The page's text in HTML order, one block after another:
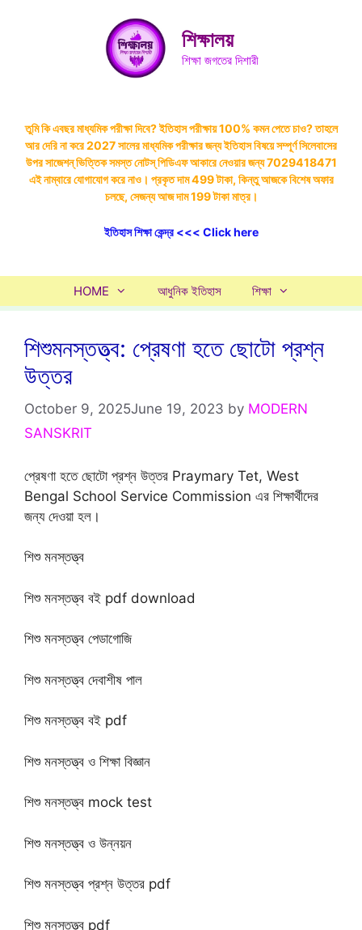
শিক্ষালয়
শিক্ষা জগতের দিশারী
তুমি কি এবছর মাধ্যমিক পরীক্ষা দিবে? ইতিহাস পরীক্ষায় 100% কমন পেতে চাও? তাহলে
আর দেরি না করে 2027 সালের মাধ্যমিক পরীক্ষার জন্য ইতিহাস বিষয়ে সম্পূর্ণ সিলেবাসের
উপর সাজেশন্ ভিত্তিক সমস্ত নোটস্ পিডিএফ আকারে নেওয়ার জন্য 7029418471
এই নাম্বারে যোগাযোগ করে নাও। প্রকৃত দাম 499 টাকা, কিন্তু আজকে বিশেষ অফার
চলছে, সেজন্য আজ দাম 199 টাকা মাত্র।
ইতিহাস শিক্ষা কেন্দ্র <<< Click here
HOME আধুনিক ইতিহাস শিক্ষা
শিশুমনস্তত্ত্ব: প্রেষণা হতে ছোটো প্রশ্ন
উত্তর
October 9, 2025June 19, 2023 by MODERN
SANSKRIT
প্রেষণা হতে ছোটো প্রশ্ন উত্তর Praymary Tet, West
Bengal School Service Commission এর শিক্ষার্থীদের
জন্য দেওয়া হল।
শিশু মনস্তত্ত্ব
শিশু মনস্তত্ত্ব বই pdf download
শিশু মনস্তত্ত্ব পেডাগোজি
শিশু মনস্তত্ত্ব দেবাশীষ পাল
শিশু মনস্তত্ত্ব বই pdf
শিশু মনস্তত্ত্ব ও শিক্ষা বিজ্ঞান
শিশু মনস্তত্ত্ব mock test
শিশু মনস্তত্ত্ব ও উন্নয়ন
শিশু মনস্তত্ত্ব প্রশ্ন উত্তর pdf
শিশু মনস্তত্ত্ব pdf